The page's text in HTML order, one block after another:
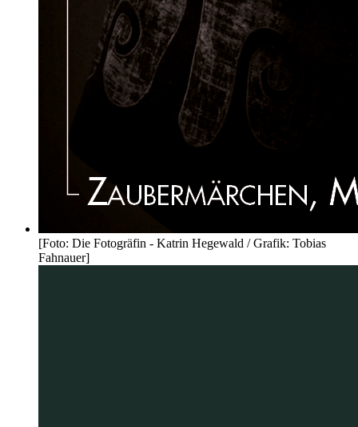
[Foto: Die Fotogräfin - Katrin Hegewald / Grafik: Tobias
Fahnauer]